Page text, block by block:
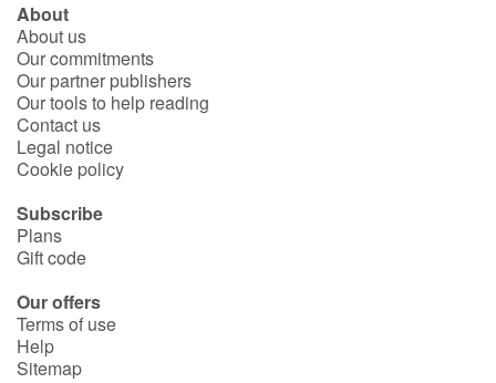
About
About us
Our commitments
Our partner publishers
Our tools to help reading
Contact us
Legal notice
Cookie policy
Subscribe
Plans
Gift code
Our offers
Terms of use
Help
Sitemap